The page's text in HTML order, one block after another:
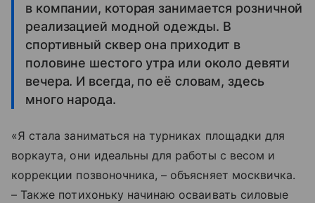
в компании, которая занимается розничной
реализацией модной одежды. В
спортивный сквер она приходит в
половине шестого утра или около девяти
вечера. И всегда, по её словам, здесь
много народа.
«Я стала заниматься на турниках площадки для
воркаута, они идеальны для работы с весом и
коррекции позвоночника, – объясняет москвичка.
– Также потихоньку начинаю осваивать силовые